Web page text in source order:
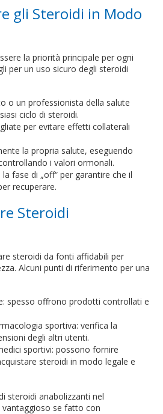
gli Steroidi in Modo
la priorità principale per ogni
per un uso sicuro degli steroidi
o un professionista della salute
ciclo di steroidi.
per evitare effetti collaterali
la propria salute, eseguendo
i valori ormonali.
fase di „off“ per garantire che il
recuperare.
Steroidi
steroidi da fonti affidabili per
Alcuni punti di riferimento per una
spesso offrono prodotti controllati e
sportiva: verifica la
degli altri utenti.
sportivi: possono fornire
steroidi in modo legale e
steroidi anabolizzanti nel
se fatto con